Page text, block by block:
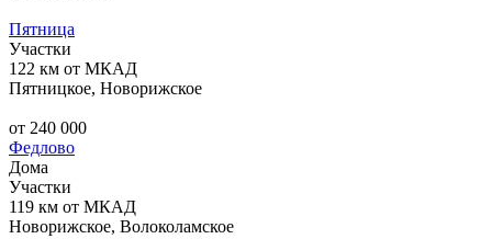
Пятница
Участки
122 км от МКАД
Пятницкое, Новорижское
от 240 000
Федлово
Дома
Участки
119 км от МКАД
Новорижское, Волоколамское